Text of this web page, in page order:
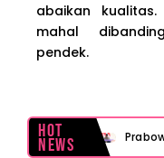
abaikan
mahal
pendek.
Hot
News